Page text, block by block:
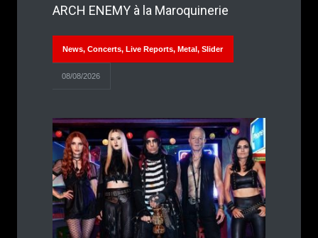
ARCH ENEMY à la Maroquinerie
News, Concerts, Live Reports, Metal, Slider
08/08/2026